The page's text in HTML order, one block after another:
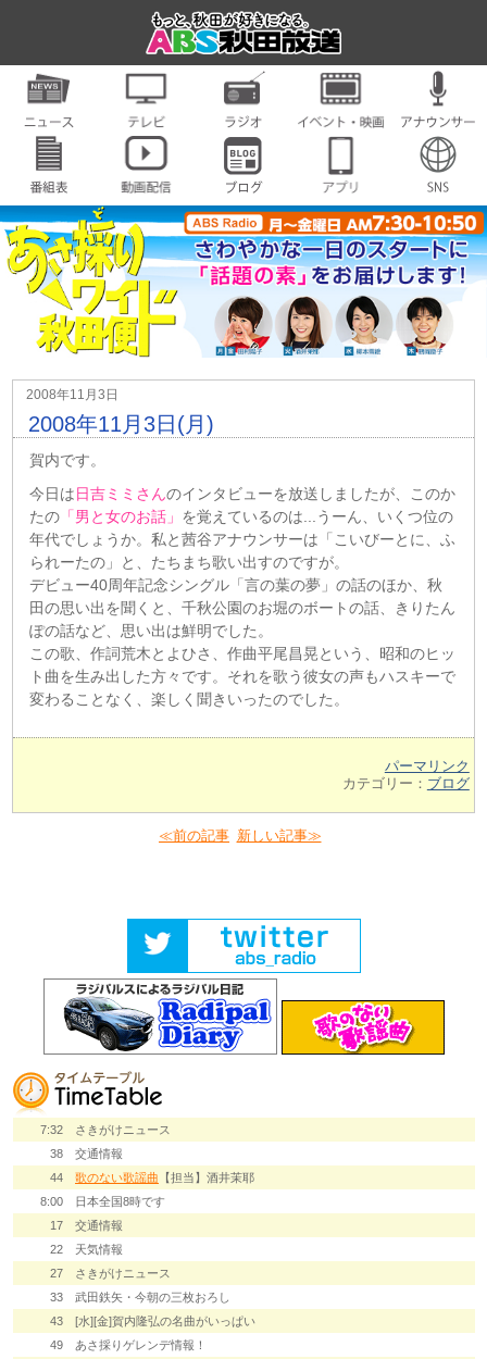
2008年11月3日
2008年11月3日(月)
賀内です。
今日は日吉ミミさんのインタビューを放送しましたが、このか
たの 「男と女のお話」 を覚えているのは...うーん、いくつ位の
年代でしょうか。私と茜谷アナウンサーは「こいびーとに、ふ
られーたの」と、たちまち歌い出すのですが。
デビュー40周年記念シングル「言の葉の夢」の話のほか、秋
田の思い出を聞くと、千秋公園のお堀のボートの話、きりたん
ぽの話など、思い出は鮮明でした。
この歌、作詞荒木とよひさ、作曲平尾昌晃という、昭和のヒッ
ト曲を生み出した方々です。それを歌う彼女の声もハスキーで
変わることなく、楽しく聞きいったのでした。
パーマリンク
カテゴリー： ブログ
≪前の記事 新しい記事≫
7:32
さきがけニュース
38
交通情報
44
歌のない歌謡曲 【担当】酒井茉耶
8:00
日本全国8時です
17
交通情報
22
天気情報
27
さきがけニュース
33
武田鉄矢・今朝の三枚おろし
43
[水][金]賀内隆弘の名曲がいっぱい
49
あさ採りゲレンデ情報！